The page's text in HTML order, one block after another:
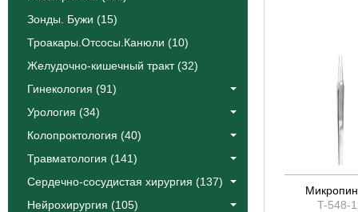
Зонды. Бужи (15)
Троакары.Отсосы.Канюли (10)
Желудочно-кишечный тракт (32)
Гинекология (91)
Урология (34)
Колопроктология (40)
Травматология (141)
Сердечно-сосудистая хирургия (137)
Нейрохирургия (105)
T-548-